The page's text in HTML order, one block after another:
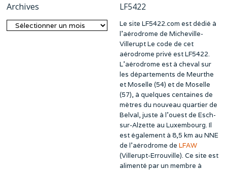
Archives
Archives
LF5422
Le site LF5422.com est dédié à
l’aérodrome de Micheville-
Villerupt Le code de cet
aérodrome privé est LF5422.
L’aérodrome est à cheval sur
les départements de Meurthe
et Moselle (54) et de Moselle
(57), à quelques centaines de
mètres du nouveau quartier de
Belval, juste à l’ouest de Esch-
sur-Alzette au Luxembourg. Il
est également à 8,5 km au NNE
de l’aérodrome de LFAW
(Villerupt-Errouville). Ce site est
alimenté par un membre à